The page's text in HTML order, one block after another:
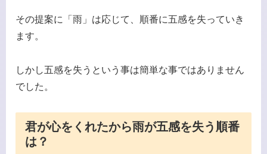
その提案に「雨」は応じて、順番に五感を失っていき
ます。
しかし五感を失うという事は簡単な事ではありません
でした。
君が心をくれたから雨が五感を失う順番
は？